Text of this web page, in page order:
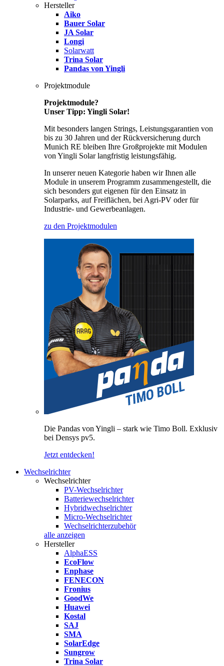
Hersteller
Aiko
Bauer Solar
JA Solar
Longi
Solarwatt
Trina Solar
Pandas von Yingli
Projektmodule
Projektmodule?
Unser Tipp: Yingli Solar!
Mit besonders langen Strings, Leistungsgarantien von
bis zu 30 Jahren und der Rückversicherung durch
Munich RE bleiben Ihre Großprojekte mit Modulen
von Yingli Solar langfristig leistungsfähig.
In unserer neuen Kategorie haben wir Ihnen alle
Module in unserem Programm zusammengestellt, die
sich besonders gut eigenen für den Einsatz in
Solarparks, auf Freiflächen, bei Agri-PV oder für
Industrie- und Gewerbeanlagen.
zu den Projektmodulen
Die Pandas von Yingli – stark wie Timo Boll. Exklusiv
bei Densys pv5.
Jetzt entdecken!
Wechselrichter
Wechselrichter
PV-Wechselrichter
Batteriewechselrichter
Hybridwechselrichter
Micro-Wechselrichter
Wechselrichterzubehör
alle anzeigen
Hersteller
AlphaESS
EcoFlow
Enphase
FENECON
Fronius
GoodWe
Huawei
Kostal
SAJ
SMA
SolarEdge
Sungrow
Trina Solar